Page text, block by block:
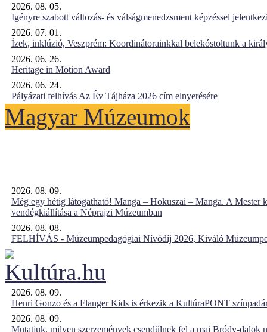
2026. 08. 05.
Igényre szabott változás- és válságmenedzsment képzéssel
2026. 07. 01.
Ízek, inklúzió, Veszprém: Koordinátorainkkal belekóstoltunk a
2026. 06. 26.
Heritage in Motion Award
2026. 06. 24.
Pályázati felhívás Az Év Tájháza 2026 cím elnyerésére
Magyar Múzeumok
2026. 08. 09.
Még egy hétig látogatható! Manga – Hokuszai – Manga. A Mester
vendégkiállítása a Néprajzi Múzeumban
2026. 08. 08.
FELHÍVÁS - Múzeumpedagógiai Nívódíj 2026, Kiváló
2026. 08. 09.
Henri Gonzo és a Flanger Kids is érkezik a KultúraPONT
2026. 08. 09.
Mutatjuk, milyen szerzemények csendülnek fel a mai Bródy-dalok